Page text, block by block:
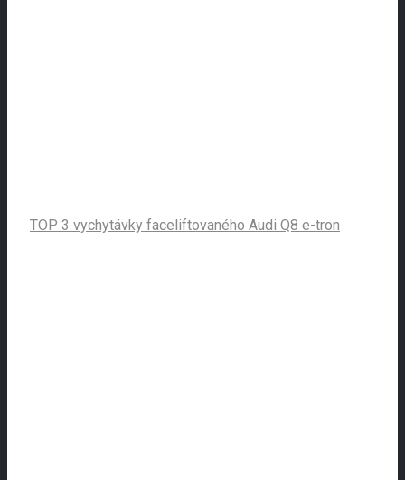
TOP 3 vychytávky faceliftovaného Audi Q8 e-tron